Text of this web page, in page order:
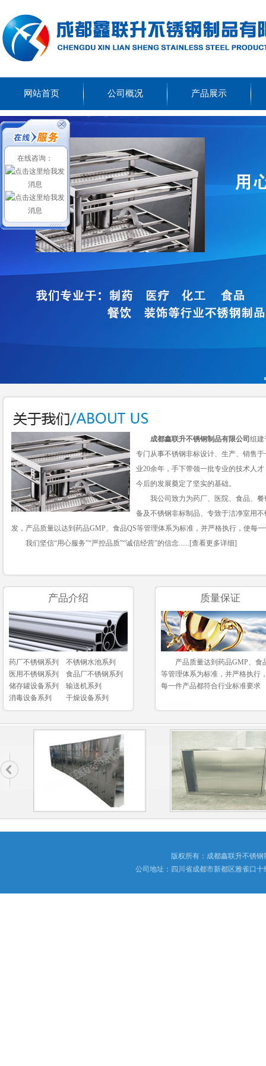
网站首页 公司概况 产品展示
成都鑫联升不锈钢制品有限公司 组建
专门从事不锈钢非标设计、生产、销售
业20余年，手下带领一批专业的技术人
今后的发展奠定了坚实的基础。
我公司致力为药厂、医院、食品、餐
备及不锈钢非标制品、专致于洁净室用
发，产品质量以达到药品GMP、食品QS等管理体系为标准，并严格执行，使每
我们坚信“用心服务”“严控品质”“诚信经营”的信念......[查看更多详细]
产品介绍
药厂不锈钢系列
不锈钢水池系列
医用不锈钢系列
食品厂不锈钢系列
储存罐设备系列
输送机系列
消毒设备系列
干燥设备系列
质量保证
产品质量达到药品GMP、食
等管理体系为标准，并严格执行
每一件产品都符合行业标准要求
版权所有：成都鑫联升不
公司地址：四川省成都市新都区雅雀
在线咨询：